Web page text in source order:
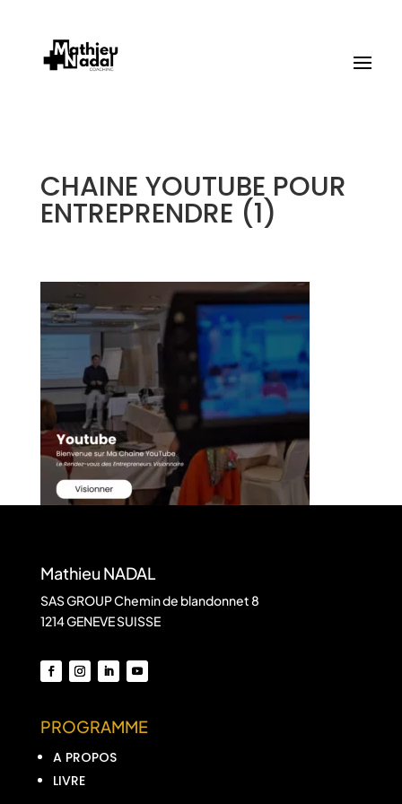
CHAINE YOUTUBE POUR
ENTREPRENDRE (1)
Mathieu NADAL
SAS GROUP Chemin de blandonnet 8
1214 GENEVE SUISSE
PROGRAMME
A PROPOS
LIVRE